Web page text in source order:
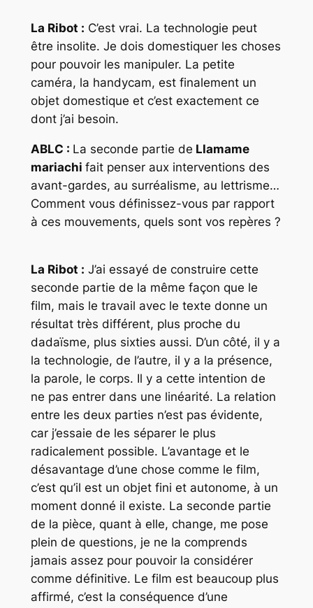
La Ribot : C’est vrai. La technologie peut
être insolite. Je dois domestiquer les choses
pour pouvoir les manipuler. La petite
caméra, la handycam, est finalement un
objet domestique et c’est exactement ce
dont j’ai besoin.
ABLC : La seconde partie de Llamame
mariachi fait penser aux interventions des
avant-gardes, au surréalisme, au lettrisme…
Comment vous définissez-vous par rapport
à ces mouvements, quels sont vos repères ?
La Ribot : J’ai essayé de construire cette
seconde partie de la même façon que le
film, mais le travail avec le texte donne un
résultat très différent, plus proche du
dadaïsme, plus sixties aussi. D’un côté, il y a
la technologie, de l’autre, il y a la présence,
la parole, le corps. Il y a cette intention de
ne pas entrer dans une linéarité. La relation
entre les deux parties n’est pas évidente,
car j’essaie de les séparer le plus
radicalement possible. L’avantage et le
désavantage d’une chose comme le film,
c’est qu’il est un objet fini et autonome, à un
moment donné il existe. La seconde partie
de la pièce, quant à elle, change, me pose
plein de questions, je ne la comprends
jamais assez pour pouvoir la considérer
comme définitive. Le film est beaucoup plus
affirmé, c’est la conséquence d’une